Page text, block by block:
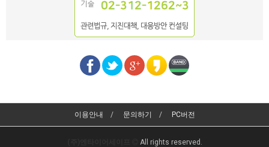
이용안내 문의하기 PC버전
All rights reserved.